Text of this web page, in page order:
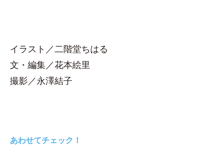
イラスト／二階堂ちはる
文・編集／花本絵里
撮影／永澤結子
あわせてチェック！